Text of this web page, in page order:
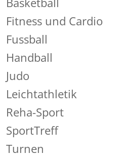
Fitness und Cardio
Fussball
Handball
Judo
Leichtathletik
Reha-Sport
SportTreff
Turnen